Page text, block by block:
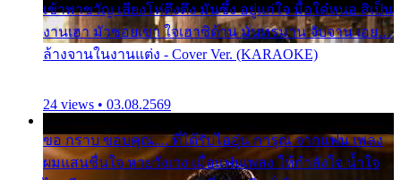
เข้าพาขวัญ เสียงโห่ตึงตึง มันซึ้ง อยู่แก่ใจ มื้อใด๋หนอ สิเป็น
งานเฮา มัวซอยเขา ใจเฮาซิด้าน มันทรมาน จับจาน เอย…
ล้างจานในงานแต่ง - Cover Ver. (KARAOKE)
24 views • 03.08.2569
ขอ กราบ ขอบคุณ.... ที่ได้รับไออุ่น การุณ จากแฟน เพลง
ผมแสนชื่นใจ หายวังเวง เมื่อแฟนเพลง ให้กำลังใจ น้ำใจ